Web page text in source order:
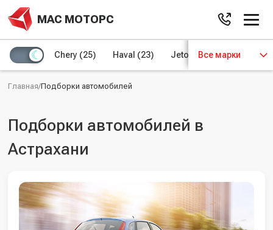
МАС МОТОРС
Chery (25) Haval (23) Jetour (8) Kaiyi (4)
Все марки
Главная/Подборки автомобилей
Подборки автомобилей в
Астрахани